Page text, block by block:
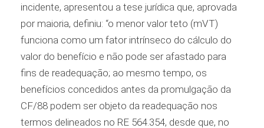
incidente, apresentou a tese jurídica que, aprovada
por maioria, definiu: “o menor valor teto (mVT)
funciona como um fator intrínseco do cálculo do
valor do benefício e não pode ser afastado para
fins de readequação; ao mesmo tempo, os
benefícios concedidos antes da promulgação da
CF/88 podem ser objeto da readequação nos
termos delineados no RE 564.354, desde que, no